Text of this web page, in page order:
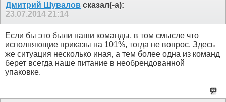
Дмитрий Шувалов сказал(-а):
23.07.2014 21:14
Если бы это были наши команды, в том смысле что
исполняющие приказы на 101%, тогда не вопрос. Здесь
же ситуация несколько иная, а тем более одна из команд
берет всегда наше питание в необрендованной
упаковке.